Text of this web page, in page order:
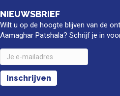
NIEUWSBRIEF
Wilt u op de hoogte blijven van de
Aamaghar Patshala? Schrijf je in